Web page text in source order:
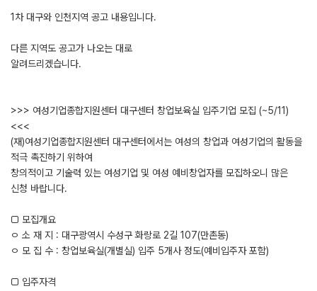
1차 대구와 인천지역 공고 내용입니다.
다른 지역도 공고가 나오는 대로
알려드리겠습니다.
>>> 여성기업종합지원센터 대구센터 창업보육실 입주기업 모집 (~5/11)
<<<
(재)여성기업종합지원센터 대구센터에서는 여성의 창업과 여성기업의 활동을
적극 촉진하기 위하여
창의적이고 기술력 있는 여성기업 및 여성 예비창업자를 모집하오니 많은
신청 바랍니다.
□ 모집개요
ㅇ 소 재 지 : 대구광역시 수성구 화랑로 2길 107(만촌동)
ㅇ 모 집 수 : 창업보육실(개별실) 입주 5개사 정도(예비입주자 포함)
□ 입주자격